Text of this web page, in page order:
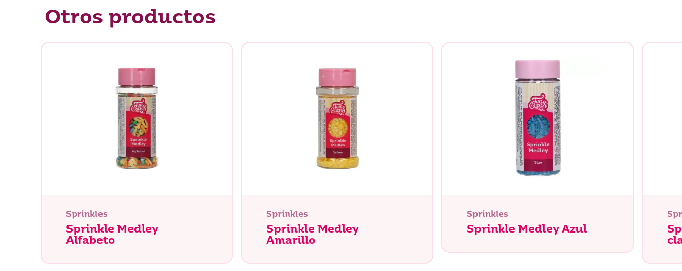
¿Qué estás buscando?
Otros productos
Sprinkles
Sprinkle Medley
Alfabeto
Sprinkles
Sprinkle Medley
Amarillo
Sprinkles
Sprinkle Medley Azul